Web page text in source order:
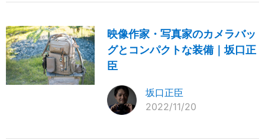
映像作家・写真家のカメラバッ
グとコンパクトな装備｜坂口正
臣
坂口正臣
2022/11/20